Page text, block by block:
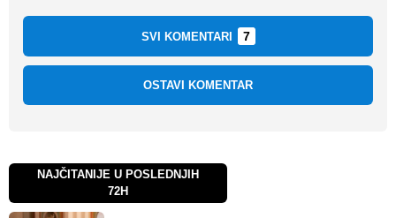
SVI KOMENTARI 7
OSTAVI KOMENTAR
NAJČITANIJE U POSLEDNJIH
72H